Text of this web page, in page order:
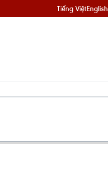
Tiếng ViệtEnglish